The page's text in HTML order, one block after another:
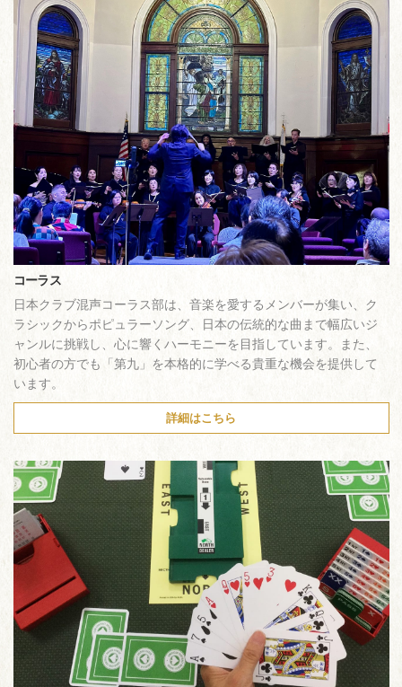
コーラス
日本クラブ混声コーラス部は、音楽を愛するメンバーが集い、ク
ラシックからポピュラーソング、日本の伝統的な曲まで幅広いジ
ャンルに挑戦し、心に響くハーモニーを目指しています。また、
初心者の方でも「第九」を本格的に学べる貴重な機会を提供して
います。
詳細はこちら